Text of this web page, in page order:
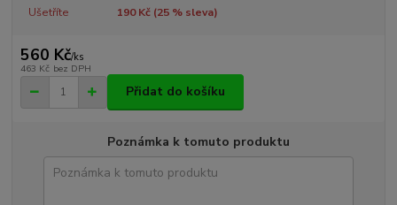
Ušetříte 190 Kč (25% sleva)
560 Kč/ks
463 Kč bez DPH
Přidat do košíku
Poznámka k tomuto produktu